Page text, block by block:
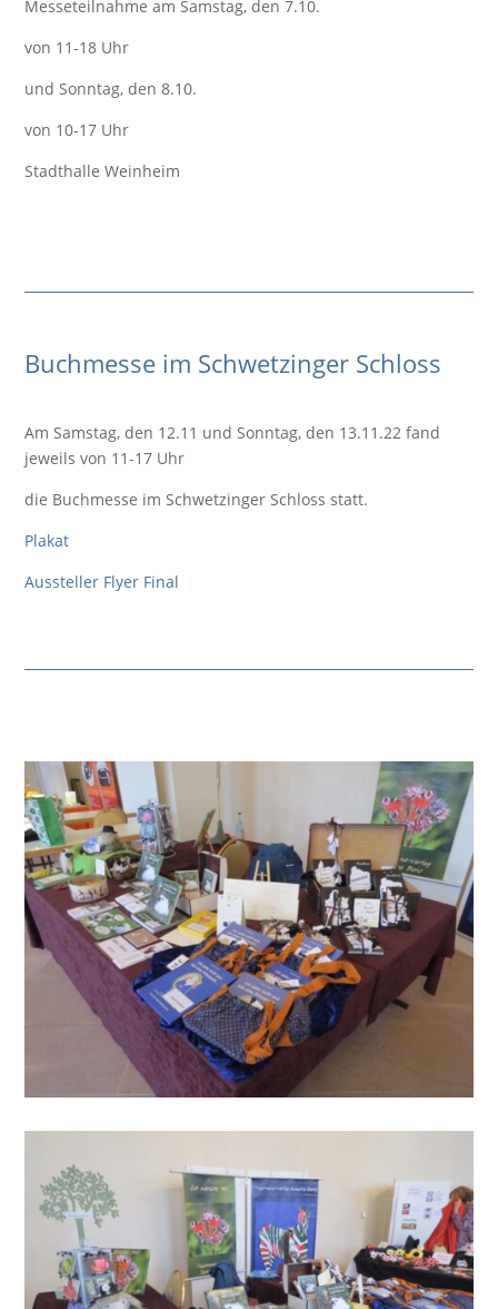
Messeteilnahme am Samstag, den 7.10.
von 11-18 Uhr
und Sonntag, den 8.10.
von 10-17 Uhr
Stadthalle Weinheim
Buchmesse im Schwetzinger Schloss
Am Samstag, den 12.11 und Sonntag, den 13.11.22 fand
jeweils von 11-17 Uhr
die Buchmesse im Schwetzinger Schloss statt.
Plakat
Aussteller Flyer Final